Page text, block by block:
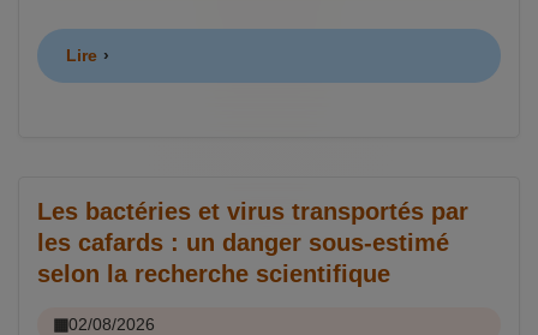
Lire
Les bactéries et virus transportés par
les cafards : un danger sous-estimé
selon la recherche scientifique
02/08/2026